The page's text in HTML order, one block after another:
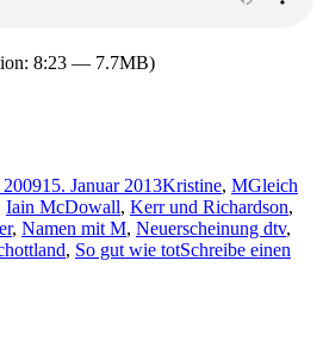
8:23 — 7.7MB)
200915. Januar 2013Kristine, MGleich
Iain McDowall, Kerr und Richardson,
, Namen mit M, Neuerscheinung dtv,
, So gut wie totSchreibe einen